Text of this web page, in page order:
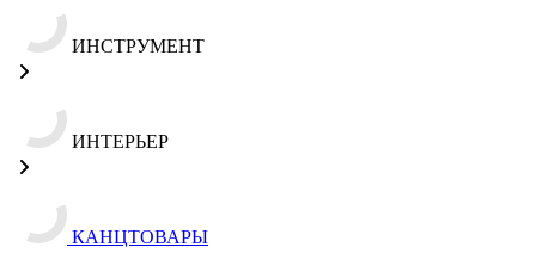
ИНСТРУМЕНТ
ИНТЕРЬЕР
КАНЦТОВАРЫ